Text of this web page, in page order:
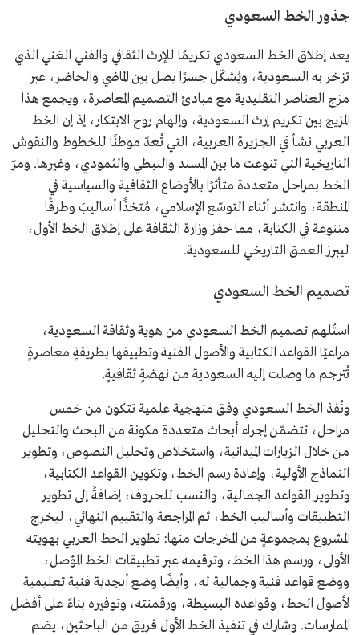
جذور الخط السعودي
يعد إطلاق الخط السعودي تكريمًا للإرث الثقافي والفني الغني الذي
تزخر به السعودية، ويُشكّل جسرًا يصل بين الماضي والحاضر، عبر
مزج العناصر التقليدية مع مبادئ التصميم المعاصرة، ويجمع هذا
المزيج بين تكريم إرث السعودية، وإلهام روح الابتكار، إذ إن الخط
العربي نشأ في الجزيرة العربية، التي تُعدّ موطنًا للخطوط والنقوش
التاريخية التي تنوعت ما بين المسند والنبطي والثمودي، وغيرها. ومرّ
الخط بمراحل متعددة متأثرًا بالأوضاع الثقافية والسياسية في
المنطقة، وانتشر أثناء التوسّع الإسلامي، مُتخذًا أساليبَ وطرقًا
متنوعة في الكتابة، مما حفز وزارة الثقافة على إطلاق الخط الأول،
ليبرز العمق التاريخي للسعودية.
تصميم الخط السعودي
استُلهم تصميم الخط السعودي من هوية وثقافة السعودية،
مراعيًا القواعد الكتابية والأصول الفنية وتطبيقها بطريقةٍ معاصرةٍ
تُترجم ما وصلت إليه السعودية من نهضةٍ ثقافيةٍ.
ونُفذ الخط السعودي وفق منهجية علمية تتكون من خمس
مراحل، تتضمّن إجراء أبحاث متعددة مكونة من البحث والتحليل
من خلال الزيارات الميدانية، واستخلاص وتحليل النصوص، وتطوير
النماذج الأولية، وإعادة رسم الخط، وتكوين القواعد الكتابية،
وتطوير القواعد الجمالية، والنسب للحروف، إضافةً إلى تطوير
التطبيقات وأساليب الخط، ثم المراجعة والتقييم النهائي، ليخرج
المشروع بمجموعةٍ من المخرجات منها: تطوير الخط العربي بهويته
الأولى، ورسم هذا الخط، وترقيمه عبر تطبيقات الخط المؤصل،
ووضع قواعد فنية وجمالية له، وأيضًا وضع أبجدية فنية تعليمية
لأصول الخط، وقواعده البسيطة، ورقمنته، وتوفيره بناءً على أفضل
الممارسات. وشارك في تنفيذ الخط الأول فريق من الباحثين، يضم